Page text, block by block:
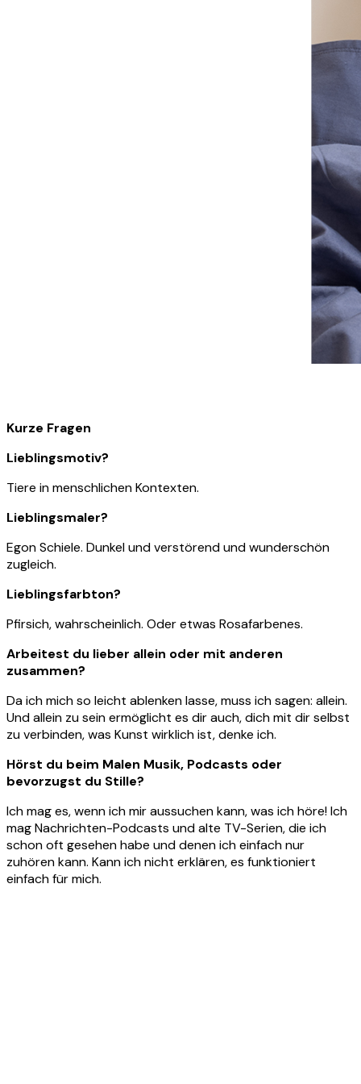
Kurze Fragen
Lieblingsmotiv?
Tiere in menschlichen Kontexten.
Lieblingsmaler?
Egon Schiele. Dunkel und verstörend und wunderschön
zugleich.
Lieblingsfarbton?
Pfirsich, wahrscheinlich. Oder etwas Rosafarbenes.
Arbeitest du lieber allein oder mit anderen
zusammen?
Da ich mich so leicht ablenken lasse, muss ich sagen: allein.
Und allein zu sein ermöglicht es dir auch, dich mit dir selbst
zu verbinden, was Kunst wirklich ist, denke ich.
Hörst du beim Malen Musik, Podcasts oder
bevorzugst du Stille?
Ich mag es, wenn ich mir aussuchen kann, was ich höre! Ich
mag Nachrichten-Podcasts und alte TV-Serien, die ich
schon oft gesehen habe und denen ich einfach nur
zuhören kann. Kann ich nicht erklären, es funktioniert
einfach für mich.